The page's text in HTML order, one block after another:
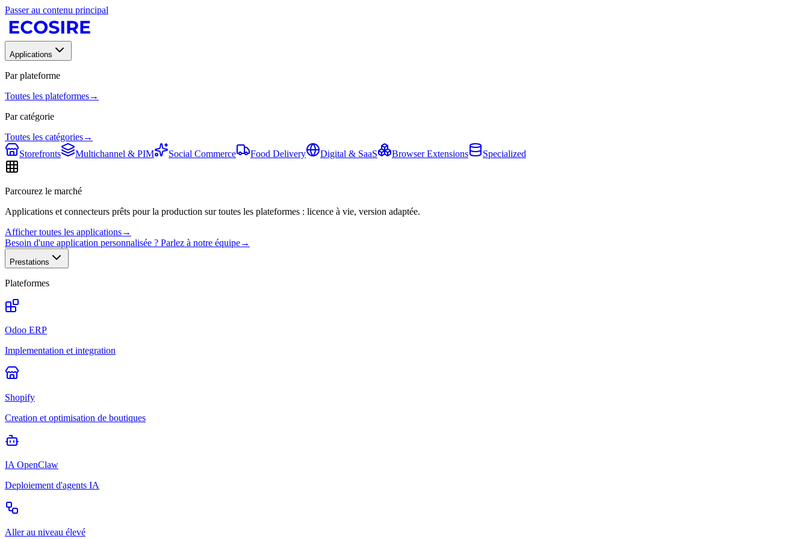
Passer au contenu principal
Applications
Par plateforme
Toutes les plateformes→
Par catégorie
Toutes les catégories→
Storefronts
Multichannel & PIM Social Commerce Food Delivery Digital & SaaS Browser Extensions Specialized
Parcourez le marché
Applications et connecteurs prêts pour la production sur toutes les plateformes : licence à vie, version adaptée.
Afficher toutes les applications→
Besoin d'une application personnalisée ? Parlez à notre équipe→
Prestations
Plateformes
Odoo ERP
Implementation et integration
Shopify
Creation et optimisation de boutiques
IA OpenClaw
Deploiement d'agents IA
Aller au niveau élevé